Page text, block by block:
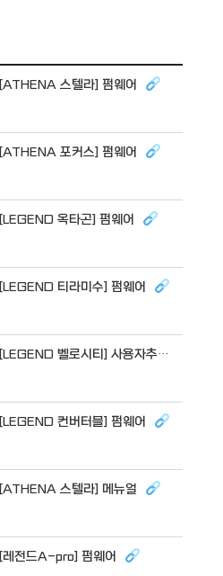
[ATHENA 스텔라] 펌웨어
[ATHENA 포커스] 펌웨어
[LEGEND 옥타곤] 펌웨어
[LEGEND 티라미수] 펌웨어
[LEGEND 벨로시티] 사용자추가 펌웨어 (OTT 가능)
[LEGEND 컨버터블] 펌웨어
[ATHENA 스텔라] 메뉴얼
[레전드A-pro] 펌웨어